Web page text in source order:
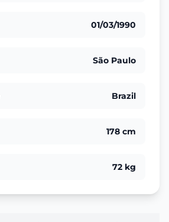
01/03/1990
São Paulo
Brazil
178 cm
72 kg